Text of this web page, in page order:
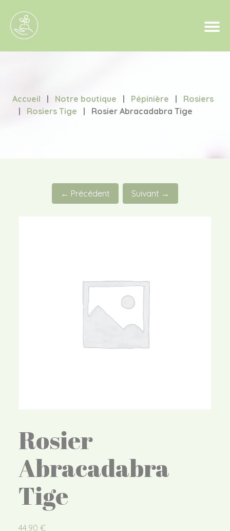
Accueil | Notre boutique | Pépinière |
Rosiers
|
Rosiers Tige | Rosier Abracadabra Tige
← Précédent Suivant →
Rosier
Abracadabra
Tige
44,90 €